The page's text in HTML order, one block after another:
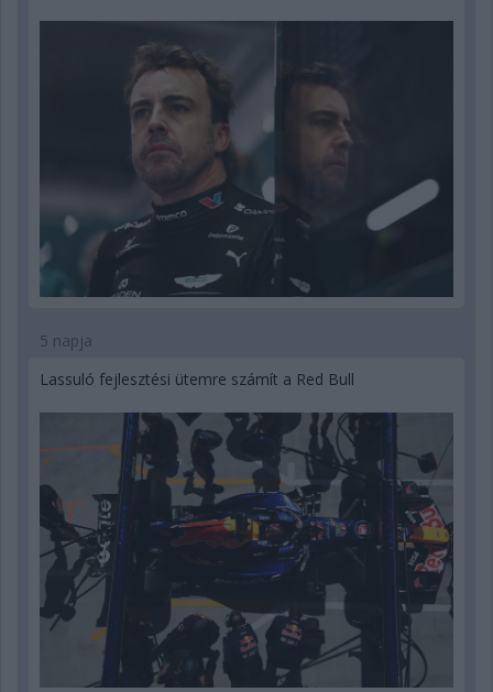
5 napja
Lassuló fejlesztési ütemre számít a Red Bull